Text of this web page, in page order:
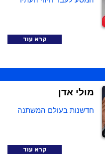
קרא עוד
מולי אדן
חדשנות בעולם המשתנה
קרא עוד